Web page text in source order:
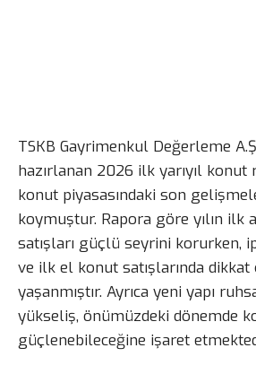
TSKB Gayrimenkul Değerleme
hazırlanan 2026 ilk yarıyıl konut
konut piyasasındaki son
koymuştur. Rapora göre yılın ilk
satışları güçlü seyrini korurken,
ve ilk el konut satışlarında dikkat
yaşanmıştır. Ayrıca yeni yapı
yükseliş, önümüzdeki dönemde
güçlenebileceğine işaret